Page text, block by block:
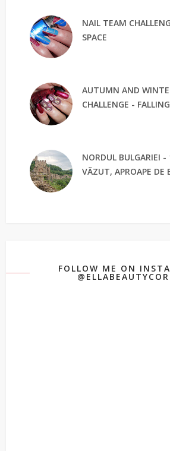
NAIL TEAM
SPACE
AUTUMN AND
CHALLENGE -
NORDUL BULGARIEI -
VĂZUT, APROAPE DE
FOLLOW ME ON